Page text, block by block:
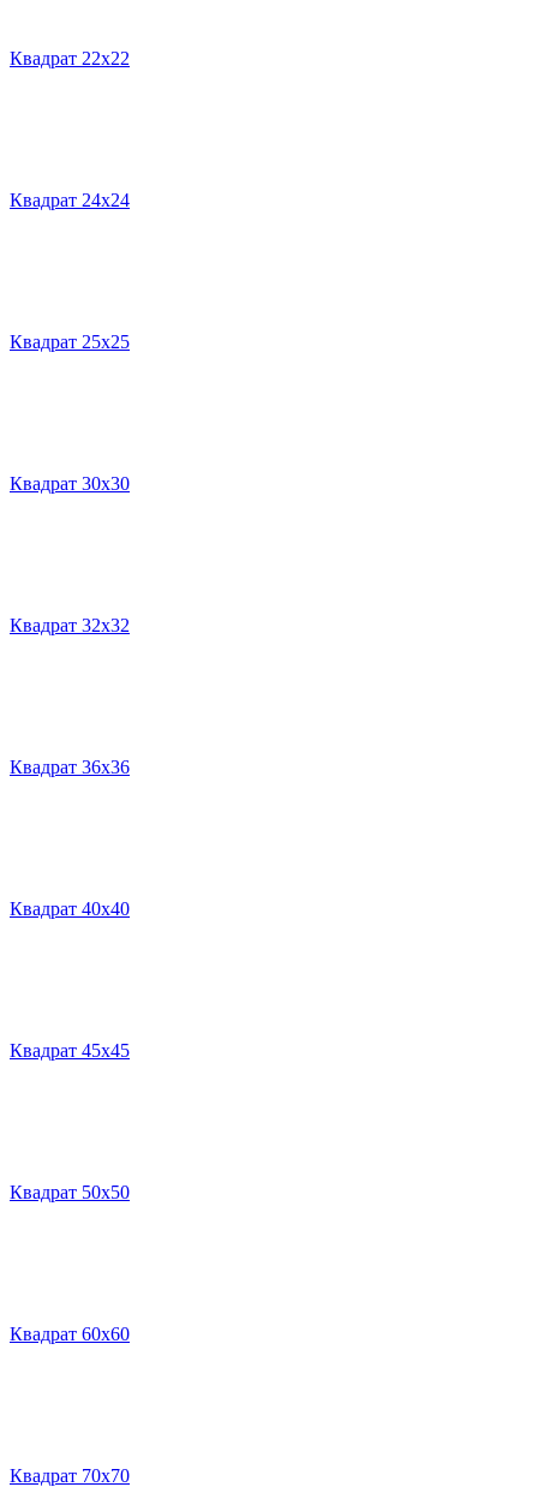
Квадрат 22х22
Квадрат 24х24
Квадрат 25х25
Квадрат 30х30
Квадрат 32х32
Квадрат 36х36
Квадрат 40х40
Квадрат 45х45
Квадрат 50х50
Квадрат 60х60
Квадрат 70х70